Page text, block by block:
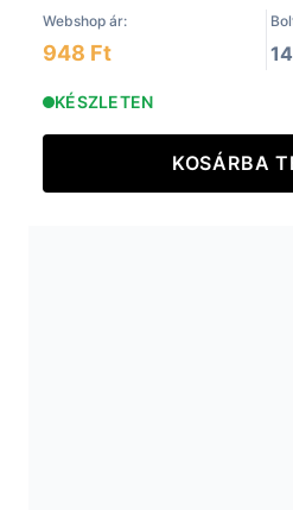
Webshop ár:
948 Ft
KÉSZLETEN
KOSÁRBA